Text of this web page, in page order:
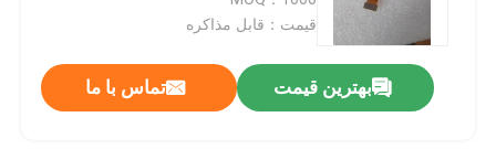
قیمت：قابل مذاکره
بهترین قیمت تماس با ما